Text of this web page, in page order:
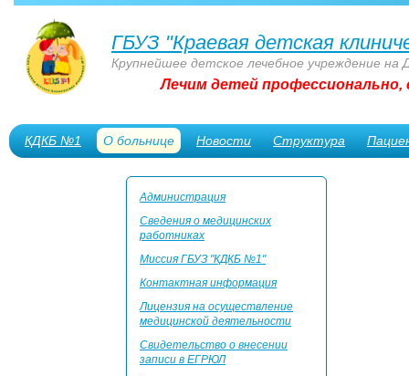
ГБУЗ "Краевая детская
Крупнейшее детское лечебное учреждение на
Лечим детей
КДКБ №1 О больнице Новости Структура
Администрация
Сведения о медицинских
работниках
Миссия ГБУЗ "КДКБ №1"
Контактная информация
Лицензия на осуществление
медицинской деятельности
Свидетельство о внесении
записи в ЕГРЮЛ